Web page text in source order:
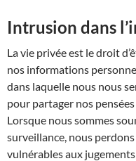
Intrusion dans
La vie privée est le droit
nos informations
dans laquelle nous nous
pour partager nos
Lorsque nous sommes
surveillance, nous
vulnérables aux